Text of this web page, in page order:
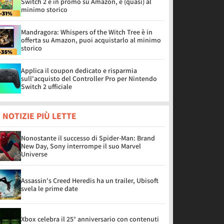
minimo storico
Mandragora: Whispers of the Witch Tree è in
offerta su Amazon, puoi acquistarlo al minimo
storico
Applica il coupon dedicato e risparmia
sull'acquisto del Controller Pro per Nintendo
Switch 2 ufficiale
NOTIZIE PIÙ LETTE
Nonostante il successo di Spider-Man: Brand
New Day, Sony interrompe il suo Marvel
Universe
Assassin's Creed Heredis ha un trailer, Ubisoft
svela le prime date
Xbox celebra il 25° anniversario con contenuti